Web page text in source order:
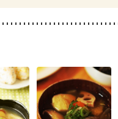
ど
味の感じ方が変わった